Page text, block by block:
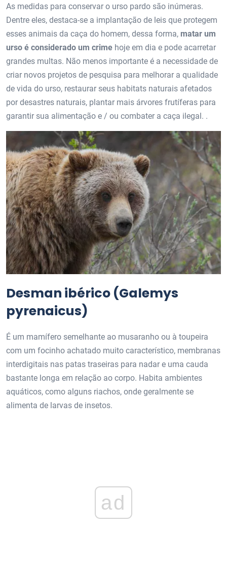
As medidas para conservar o urso pardo são inúmeras.
Dentre eles, destaca-se a implantação de leis que protegem
esses animais da caça do homem, dessa forma, matar um
urso é considerado um crime hoje em dia e pode acarretar
grandes multas. Não menos importante é a necessidade de
criar novos projetos de pesquisa para melhorar a qualidade
de vida do urso, restaurar seus habitats naturais afetados
por desastres naturais, plantar mais árvores frutíferas para
garantir sua alimentação e / ou combater a caça ilegal. .
Desman ibérico (Galemys
pyrenaicus)
É um mamífero semelhante ao musaranho ou à toupeira
com um focinho achatado muito característico, membranas
interdigitais nas patas traseiras para nadar e uma cauda
bastante longa em relação ao corpo. Habita ambientes
aquáticos, como alguns riachos, onde geralmente se
alimenta de larvas de insetos.
ad